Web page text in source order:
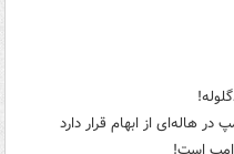
در هاله‌ای از ابهام قرار دارد
است!